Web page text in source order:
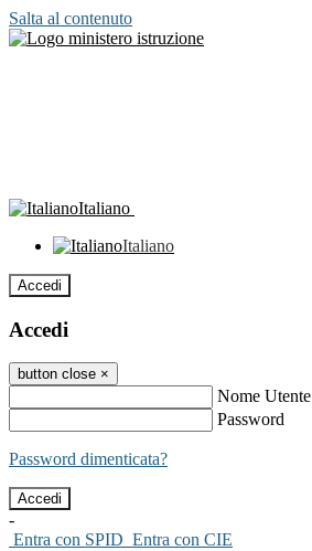
Salta al contenuto
Italiano
Italiano
Accedi
Accedi
button close ×
Nome Utente
Password
Password dimenticata?
-
Entra con SPID Entra con CIE